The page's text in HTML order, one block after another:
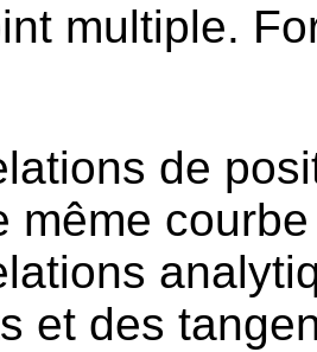
multiple.
de
même
et des